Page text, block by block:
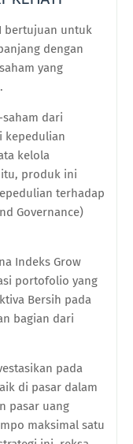
bertujuan untuk
dengan
yang
dari
kepedulian
kelola
itu, produk ini
terhadap
Governance)
Indeks Grow
portofolio yang
Bersih pada
bagian dari
pada
di pasar dalam
pasar uang
maksimal satu